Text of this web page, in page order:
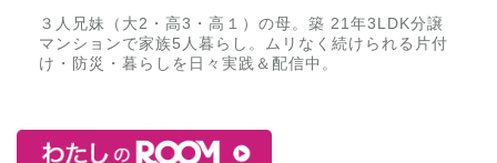
３人兄妹（大2・高3・高１）の母。築 21年3LDK分譲
マンションで家族5人暮らし。ムリなく続けられる片付
け・防災・暮らしを日々実践＆配信中。